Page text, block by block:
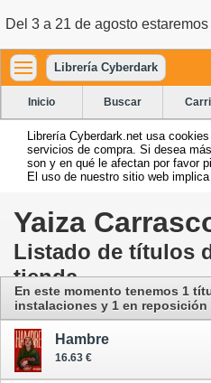
Del 3 a 21 de agosto
Librería Cyberdark
Inicio Buscar
Librería Cyberdark.net usa
servicios de compra. Si desea
son y en qué le afectan por favor
El uso de nuestro sitio web
Yaiza
Listado de títulos
tienda
En este momento tenemos 1
instalaciones y 1 en reposición
Hambre
16.63 €